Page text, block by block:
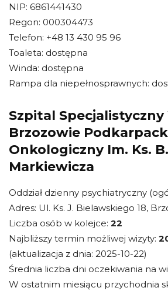
NIP: 6861441430
Regon: 000304473
Telefon: +48 13 430 95 96
Toaleta: dostępna
Winda: dostępna
Rampa dla niepełnosprawnych:
Szpital Specjalistyczny
Brzozowie
Onkologiczny Im. Ks. B.
Markiewicza
Oddział dzienny psychiatryczny
Adres: Ul. Ks. J. Bielawskiego 18,
Liczba osób w kolejce: 22
Najbliższy termin możliwej wizyty:
(aktualizacja z dnia: 2025-10-22)
Średnia liczba dni oczekiwania na
W ostatnim miesiącu przychodnia